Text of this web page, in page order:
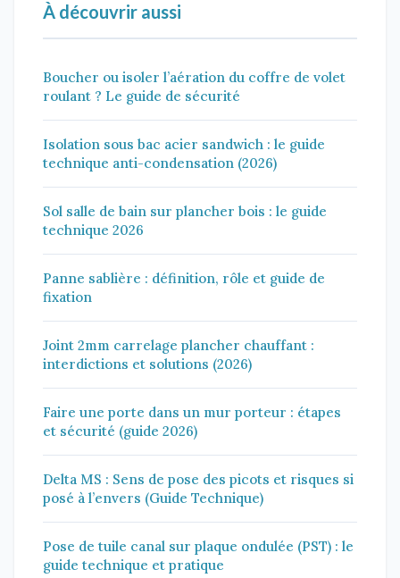
À découvrir aussi
Boucher ou isoler l’aération du coffre de volet
roulant ? Le guide de sécurité
Isolation sous bac acier sandwich : le guide
technique anti-condensation (2026)
Sol salle de bain sur plancher bois : le guide
technique 2026
Panne sablière : définition, rôle et guide de
fixation
Joint 2mm carrelage plancher chauffant :
interdictions et solutions (2026)
Faire une porte dans un mur porteur : étapes
et sécurité (guide 2026)
Delta MS : Sens de pose des picots et risques si
posé à l’envers (Guide Technique)
Pose de tuile canal sur plaque ondulée (PST) : le
guide technique et pratique